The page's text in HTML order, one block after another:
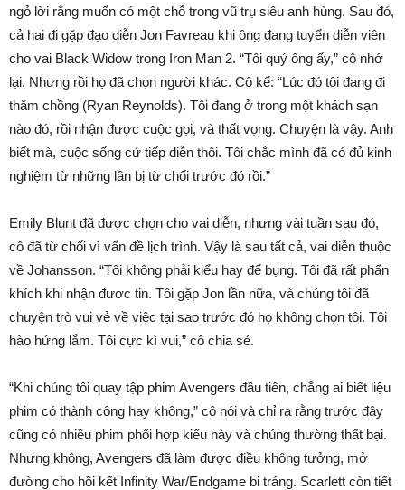
ngỏ lời rằng muốn có một chỗ trong vũ trụ siêu anh hùng. Sau đó,
cả hai đi gặp đạo diễn Jon Favreau khi ông đang tuyển diễn viên
cho vai Black Widow trong Iron Man 2. “Tôi quý ông ấy,” cô nhớ
lại. Nhưng rồi họ đã chọn người khác. Cô kể: “Lúc đó tôi đang đi
thăm chồng (Ryan Reynolds). Tôi đang ở trong một khách sạn
nào đó, rồi nhận được cuộc gọi, và thất vọng. Chuyện là vậy. Anh
biết mà, cuộc sống cứ tiếp diễn thôi. Tôi chắc mình đã có đủ kinh
nghiệm từ những lần bị từ chối trước đó rồi.”
Emily Blunt đã được chọn cho vai diễn, nhưng vài tuần sau đó,
cô đã từ chối vì vấn đề lịch trình. Vậy là sau tất cả, vai diễn thuộc
về Johansson. “Tôi không phải kiểu hay để bụng. Tôi đã rất phấn
khích khi nhận đươc tin. Tôi gặp Jon lần nữa, và chúng tôi đã
chuyện trò vui vẻ về việc tại sao trước đó họ không chọn tôi. Tôi
hào hứng lắm. Tôi cực kì vui,” cô chia sẻ.
“Khi chúng tôi quay tập phim Avengers đầu tiên, chẳng ai biết liệu
phim có thành công hay không,” cô nói và chỉ ra rằng trước đây
cũng có nhiều phim phối hợp kiểu này và chúng thường thất bại.
Nhưng không, Avengers đã làm được điều không tưởng, mở
đường cho hồi kết Infinity War/Endgame bi tráng. Scarlett còn tiết